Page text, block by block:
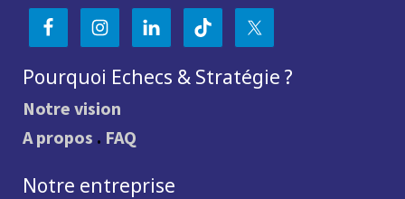
Pourquoi Echecs & Stratégie ?
Notre vision
A propos . FAQ
Notre entreprise